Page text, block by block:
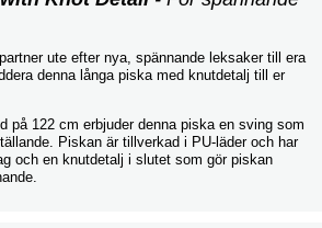
ute efter nya, spännande leksaker till era
denna långa piska med knutdetalj till er
på 122 cm erbjuder denna piska en sving som
Piskan är tillverkad i PU-läder och har
och en knutdetalj i slutet som gör piskan